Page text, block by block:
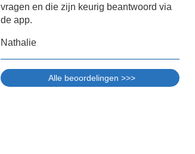
vragen en die zijn keurig beantwoord via
de app.
Nathalie